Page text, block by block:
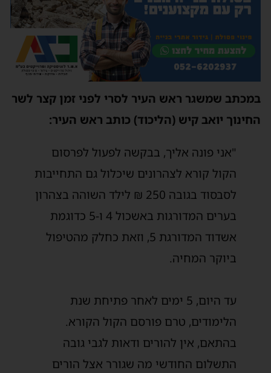
‏במכתב שמשגר ראש העיר לסרי לפני זמן קצר לשר
החינוך יואב קיש (הליכוד) כותב ראש העיר:
"אני פונה אליך, בבקשה לפעול לפרסום
הקול קורא לצהרונים שיכלול גם התחייבות
‏לסבסוד בגובה 250 ₪ לילד השוהה בצהרון
בערים המדורגות באשכול 4 ו-5 כדוגמת
‏אשדוד המדורגת 5, וזאת כחלק מהטיפול
ביוקר המחיה.
‏עד היום, 5 ימים לאחר פתיחת שנת
הלימודים, טרם פורסם הקול הקורא.
בהתאם, ‏אין להורים ודאות לגבי גובה
התשלום החודשי מה שגורר אצל הורים